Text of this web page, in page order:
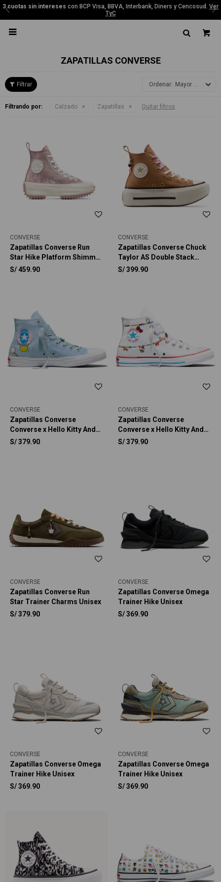
3 cuotas sin intereses con BCP Visa, BBVA, Interbank, Diners y Cencosud. Ver
TyC

ZAPATILLAS CONVERSE
Mayor precio
Filtrando por: Calzado Zapatillas Quitar filtros
CONVERSE
Zapatillas Converse Run
Star Hike Platform Shimmer
Mujer
S/ 459.90
CONVERSE
Zapatillas Converse Chuck
Taylor AS Double Stack
Platform Charms Unisex
S/399.90
CONVERSE
Zapatillas Converse
Converse x Hello Kitty And
Friends Chuck Taylor All
S/379.90
CONVERSE
Zapatillas Converse
Converse x Hello Kitty And
Friends Chuck Taylor All
S/379.90
CONVERSE
Zapatillas Converse Run
Star Trainer Charms Unisex
S/379.90
CONVERSE
Zapatillas Converse Omega
Trainer Hike Unisex
S/369.90
CONVERSE
Zapatillas Converse Omega
Trainer Hike Unisex
S/369.90
CONVERSE
Zapatillas Converse Omega
Trainer Hike Unisex
S/369.90